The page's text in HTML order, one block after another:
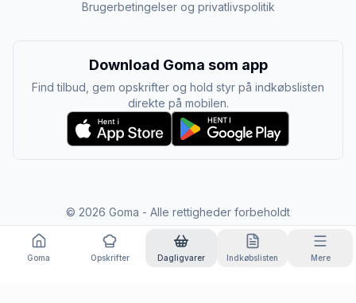
Brugerbetingelser og privatlivspolitik
Download Goma som app
Find tilbud, gem opskrifter og hold styr på indkøbslisten
direkte på mobilen.
© 2026 Goma - Alle rettigheder forbeholdt
Goma Opskrifter Dagligvarer Indkøbslisten Mere